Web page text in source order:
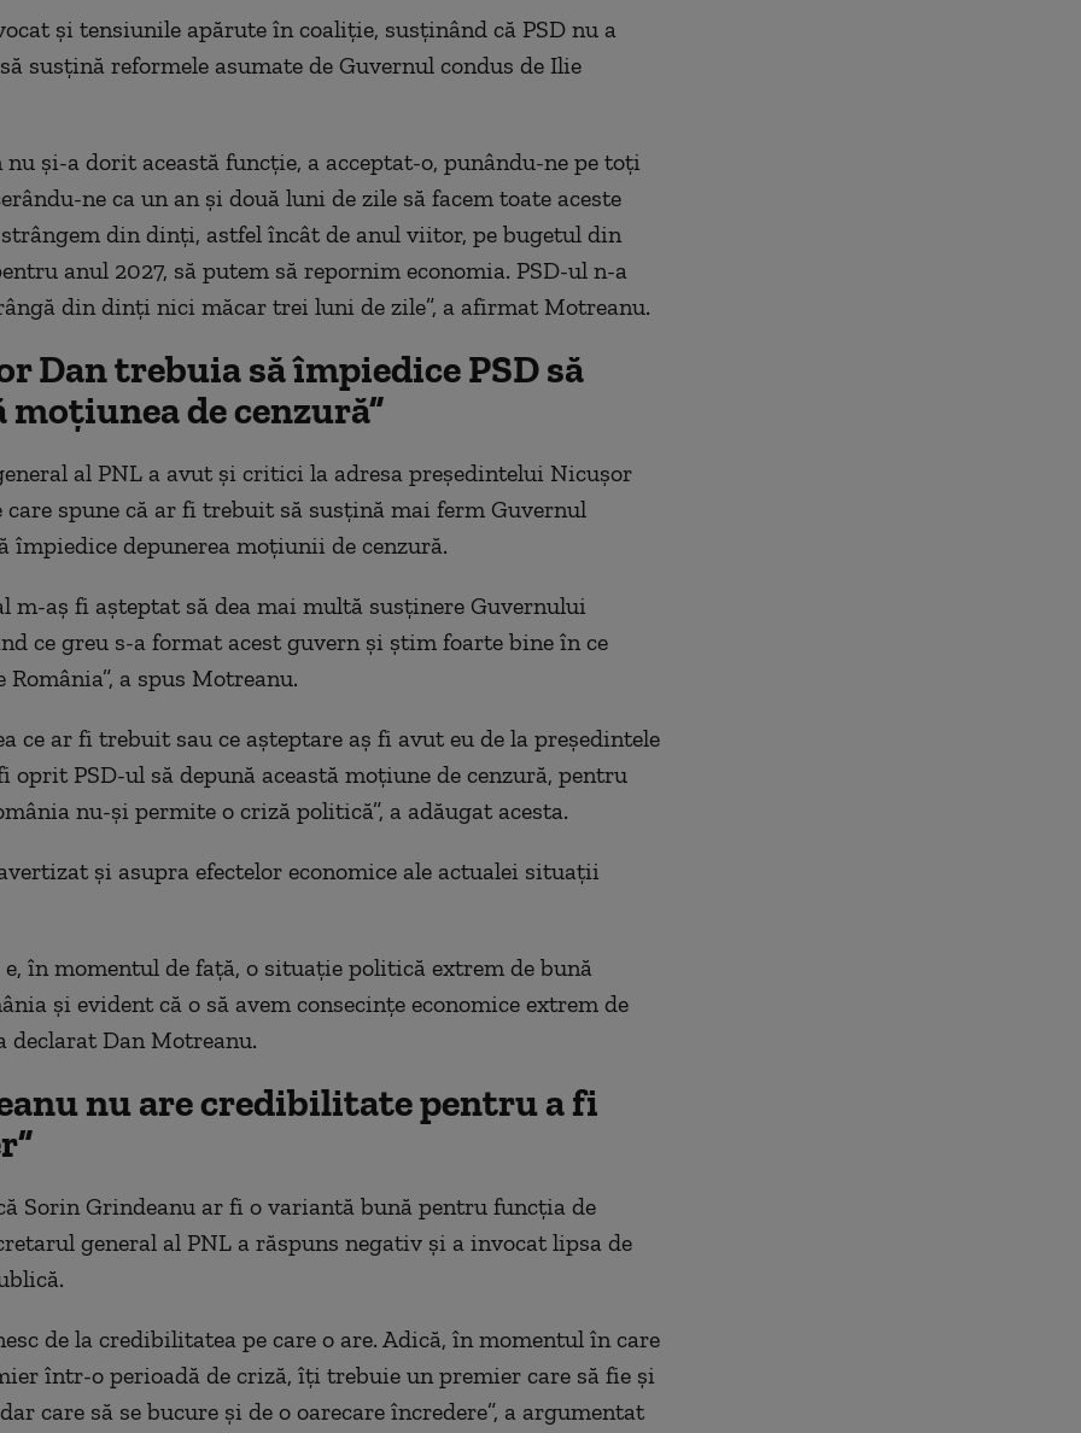
și tensiunile apărute în coaliție, susținând că PSD nu a
susțină reformele asumate de Guvernul condus de Ilie
nu și-a dorit această funcție, a acceptat-o, punându-ne pe toți
ne ca un an și două luni de zile să facem toate aceste
din dinți, astfel încât de anul viitor, pe bugetul din
anul 2027, să putem să repornim economia. PSD-ul n-a
din dinți nici măcar trei luni de zile”, a afirmat Motreanu.
Dan trebuia să împiedice PSD să
moțiunea de cenzură”
al PNL a avut și critici la adresa președintelui Nicușor
care spune că ar fi trebuit să susțină mai ferm Guvernul
împiedice depunerea moțiunii de cenzură.
m-aș fi așteptat să dea mai multă susținere Guvernului
ce greu s-a format acest guvern și știm foarte bine în ce
România”, a spus Motreanu.
ce ar fi trebuit sau ce așteptare aș fi avut eu de la președintele
oprit PSD-ul să depună această moțiune de cenzură, pentru
nu-și permite o criză politică”, a adăugat acesta.
și asupra efectelor economice ale actualei situații
e, în momentul de față, o situație politică extrem de bună
și evident că o să avem consecințe economice extrem de
declarat Dan Motreanu.
nu are credibilitate pentru a fi
Sorin Grindeanu ar fi o variantă bună pentru funcția de
general al PNL a răspuns negativ și a invocat lipsa de
de la credibilitatea pe care o are. Adică, în momentul în care
într-o perioadă de criză, îți trebuie un premier care să fie și
care să se bucure și de o oarecare încredere”, a argumentat